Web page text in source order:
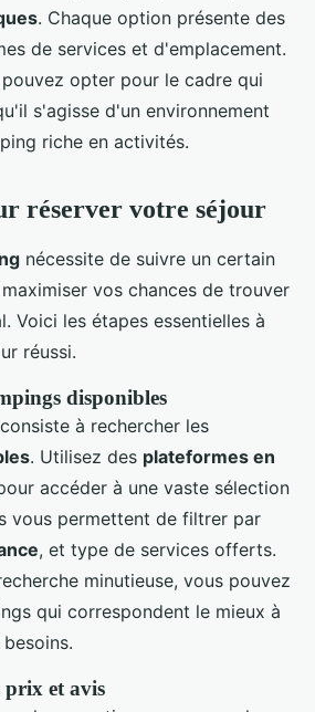
. Chaque option présente des
de services et d'emplacement.
opter pour le cadre qui
s'agisse d'un environnement
riche en activités.
réserver votre séjour
nécessite de suivre un certain
vos chances de trouver
Voici les étapes essentielles à
réussi.
disponibles
à rechercher les
. Utilisez des plateformes en
accéder à une vaste sélection
vous permettent de filtrer par
, et type de services offerts.
minutieuse, vous pouvez
qui correspondent le mieux à
prix et avis